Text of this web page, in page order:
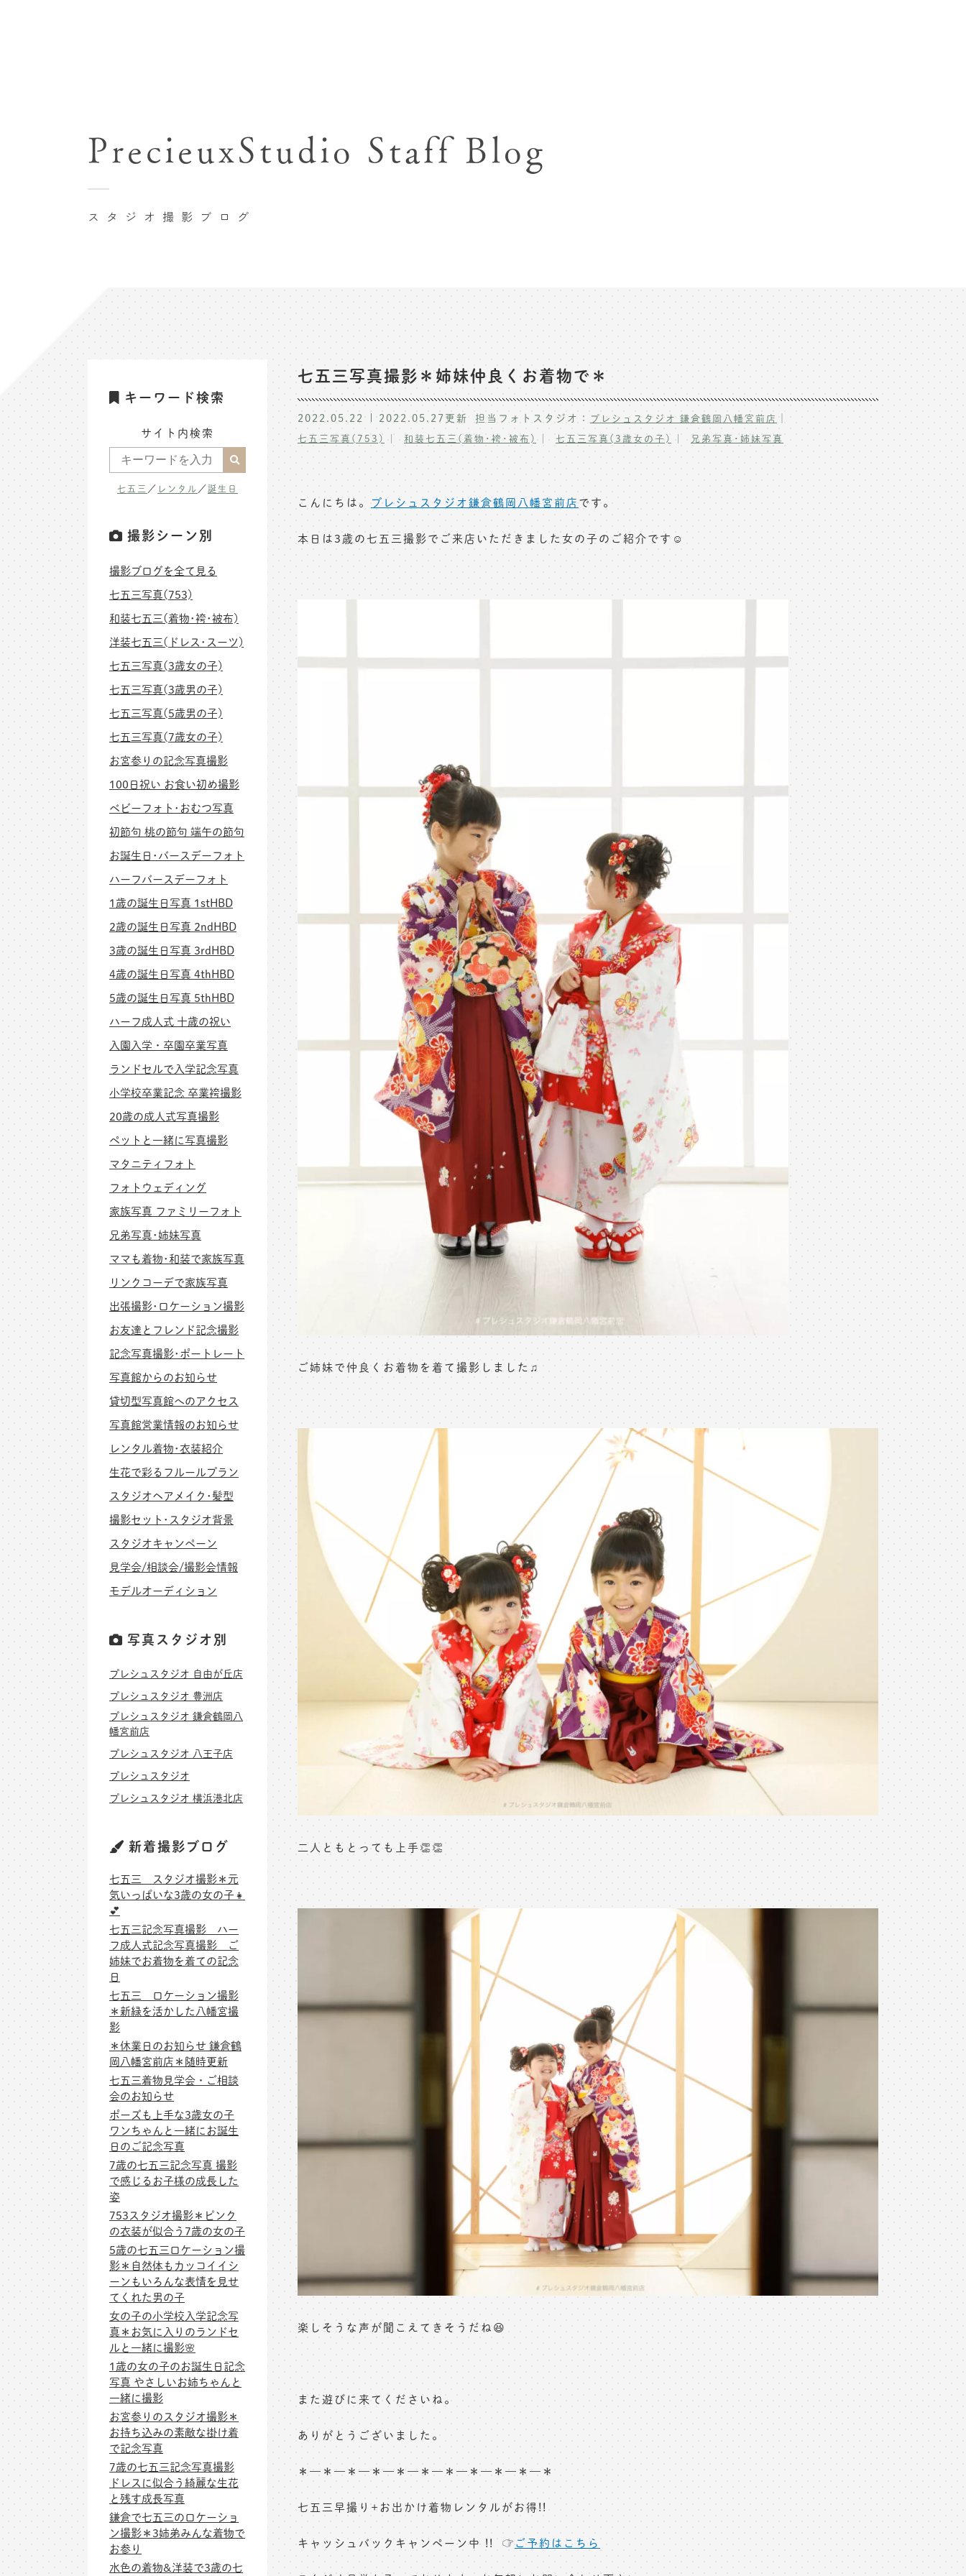
卒業袴･卒業写真撮影
入園入学･卒園卒業記念撮影
ハーフ成人式･10歳の祝い記念撮影
マタニティフォト撮影
自由が丘店
八王子店
横浜港北店 et Fleur
スタジオ撮影ブログ
PrecieuxStudio Staff Blog
七五三写真撮影＊姉妹仲良くお着物で＊
2022.05.22 2022.05.27 更新 担当フォトスタジオ： プレシュスタジオ 鎌倉鶴岡八幡宮前店 ｜
七五三写真(753) 和装七五三(着物･袴･被布) 七五三写真(3歳女の子) 兄弟写真･姉妹写真
こんにちは。 プレシュスタジオ鎌倉鶴岡八幡宮前店です。
本日は3歳の七五三撮影でご来店いただきました女の子のご紹介です☺️
ご姉妹で仲良くお着物を着て撮影しました♫
二人ともとっても上手👏👏
楽しそうな声が聞こえてきそうだね😆
また遊びに来てくださいね。
ありがとうございました。
＊—＊—＊—＊—＊—＊—＊—＊—＊—＊—＊
七五三早撮り+お出かけ着物レンタルがお得!!
キャッシュバックキャンペーン中 !! ☞ご予約はこちら
キーワード検索
サイト内検索
七五三 ／ レンタル ／誕生日
撮影シーン別
撮影ブログを全て見る
七五三写真(753)
和装七五三(着物･袴･被布)
洋装七五三(ドレス･スーツ)
七五三写真(3歳女の子)
七五三写真(3歳男の子)
七五三写真(5歳男の子)
七五三写真(7歳女の子)
お宮参りの記念写真撮影
100日祝い お食い初め撮影
ベビーフォト･おむつ写真
初節句 桃の節句 端午の節句
お誕生日･バースデーフォト
ハーフバースデーフォト
1歳の誕生日写真 1stHBD
2歳の誕生日写真 2ndHBD
3歳の誕生日写真 3rdHBD
4歳の誕生日写真 4thHBD
5歳の誕生日写真 5thHBD
ハーフ成人式 十歳の祝い
入園入学・卒園卒業写真
ランドセルで入学記念写真
小学校卒業記念 卒業袴撮影
20歳の成人式写真撮影
ペットと一緒に写真撮影
マタニティフォト
フォトウェディング
家族写真 ファミリーフォト
兄弟写真･姉妹写真
ママも着物･和装で家族写真
リンクコーデで家族写真
出張撮影･ロケーション撮影
お友達とフレンド記念撮影
記念写真撮影･ポートレート
写真館からのお知らせ
貸切型写真館へのアクセス
写真館営業情報のお知らせ
レンタル着物･衣装紹介
生花で彩るフルールプラン
スタジオヘアメイク･髪型
撮影セット･スタジオ背景
スタジオキャンペーン
見学会/相談会/撮影会情報
モデルオーディション
写真スタジオ別
プレシュスタジオ 自由が丘店
プレシュスタジオ 豊洲店
プレシュスタジオ 鎌倉鶴岡八
幡宮前店
プレシュスタジオ 八王子店
プレシュスタジオ
プレシュスタジオ 横浜港北店
新着撮影ブログ
七五三 スタジオ撮影＊元
気いっぱいな3歳の女の子👧
💕
七五三記念写真撮影 ハー
フ成人式記念写真撮影 ご
姉妹でお着物を着ての記念
日
七五三 ロケーション撮影
＊新緑を活かした八幡宮撮
影
＊休業日のお知らせ 鎌倉鶴
岡八幡宮前店＊随時更新
七五三着物見学会・ご相談
会のお知らせ
ポーズも上手な3歳女の子
ワンちゃんと一緒にお誕生
日のご記念写真
7歳の七五三記念写真 撮影
で感じるお子様の成長した
姿
753スタジオ撮影＊ピンク
の衣装が似合う7歳の女の子
5歳の七五三ロケーション撮
影＊自然体もカッコイイシ
ーンもいろんな表情を見せ
てくれた男の子
女の子の小学校入学記念写
真＊お気に入りのランドセ
ルと一緒に撮影🌸
1歳の女の子のお誕生日記念
写真 やさしいお姉ちゃんと
一緒に撮影
お宮参りのスタジオ撮影＊
お持ち込みの素敵な掛け着
で記念写真
7歳の七五三記念写真撮影
ドレスに似合う綺麗な生花
と残す成長写真
鎌倉で七五三のロケーショ
ン撮影＊3姉弟みんな着物で
お参り
水色の着物&洋装で3歳の七